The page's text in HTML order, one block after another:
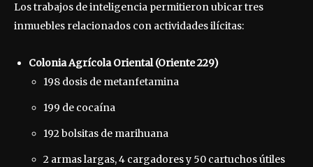
Los trabajos de inteligencia permitieron ubicar tres
inmuebles relacionados con actividades ilícitas:
Colonia Agrícola Oriental (Oriente 229)
198 dosis de metanfetamina
199 de cocaína
192 bolsitas de marihuana
2 armas largas, 4 cargadores y 50 cartuchos útiles